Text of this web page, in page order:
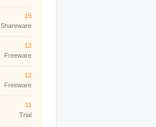
15
Shareware
12
Freeware
12
Freeware
11
Trial